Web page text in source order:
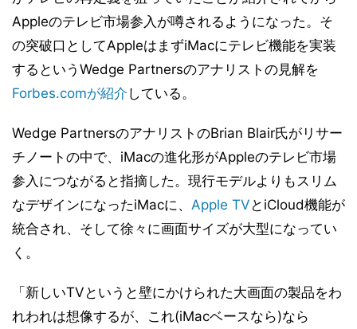
Appleのテレビ市場参入が噂されるようになった。そ
の突破口としてAppleはまずiMacにテレビ機能を実装
するというWedge Partnersのアナリストの見解を
Forbes.comが紹介 している。
Wedge PartnersのアナリストのBrian Blair氏がリサー
チノートの中で、iMacの進化形がAppleのテレビ市場
参入につながると指摘した。現行モデルよりもスリム
なデザインになったiMacに、 Apple TV とiCloud機能が
統合され、そして徐々に画面サイズが大型になってい
く。
「新しいTVというと壁にかけられた大画面の製品をわ
れわれは想像するが、これ(iMacベースなら)なら